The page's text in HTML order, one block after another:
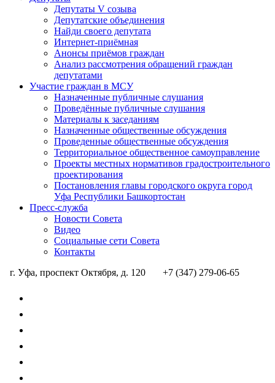
Депутаты V созыва
Депутатские объединения
Найди своего депутата
Интернет-приёмная
Анонсы приёмов граждан
Анализ рассмотрения обращений граждан
депутатами
Участие граждан в МСУ
Назначенные публичные слушания
Проведённые публичные слушания
Материалы к заседаниям
Назначенные общественные обсуждения
Проведенные общественные обсуждения
Территориальное общественное самоуправление
Проекты местных нормативов градостроительного
проектирования
Постановления главы городского округа город
Уфа Республики Башкортостан
Пресс-служба
Новости Совета
Видео
Социальные сети Совета
Контакты
г. Уфа, проспект Октября, д. 120
+7 (347) 279-06-65